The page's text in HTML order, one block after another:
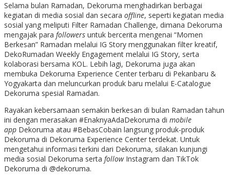
Selama bulan Ramadan, Dekoruma menghadirkan berbagai
kegiatan di media sosial dan secara offline, seperti kegiatan media
sosial yang meliputi Filter Ramadan Challenge, dimana Dekoruma
mengajak para followers untuk bercerita mengenai “Momen
Berkesan” Ramadan melalui IG Story menggunakan filter kreatif,
DekoRumadan Weekly Engagement melalui IG Story, serta
kolaborasi bersama KOL. Lebih lagi, Dekoruma juga akan
membuka Dekoruma Experience Center terbaru di Pekanbaru &
Yogyakarta dan meluncurkan produk baru melalui E-Catalogue
Dekoruma spesial Ramadan.
Rayakan kebersamaan semakin berkesan di bulan Ramadan tahun
ini dengan merasakan #EnaknyaAdaDekoruma di mobile
app Dekoruma atau #BebasCobain langsung produk-produk
Dekoruma di Dekoruma Experience Center terdekat. Untuk
mengetahui informasi terkini dari Dekoruma, silakan kunjungi
media sosial Dekoruma serta followInstagram dan TikTok
Dekoruma di @dekoruma.